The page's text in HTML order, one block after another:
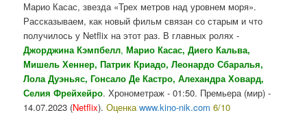
Марио Касас, звезда «Трех метров над уровнем моря».
Рассказываем, как новый фильм связан со старым и что
получилось у Netflix на этот раз. В главных ролях -
Джорджина Кэмпбелл,Марио Касас, Диего Кальва,
Мишель Хеннер, Патрик Криадо, Леонардо Сбаралья,
Лола Дуэньяс, Гонсало Де Кастро, Алехандра Ховард,
Селия Фрейхейро. Хронометраж - 01:50. Премьера (мир) -
14.07.2023 (Netflix).Оценкаwww.kino-nik.com 6/10